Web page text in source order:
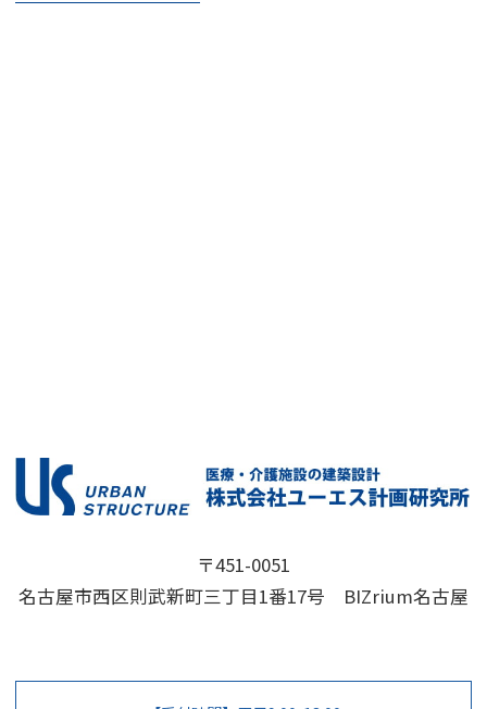
〒451-0051
名古屋市西区則武新町三丁目1番17号 BIZrium名古屋